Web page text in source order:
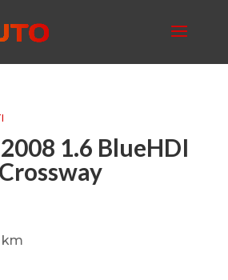
1.6 BlueHDI
km